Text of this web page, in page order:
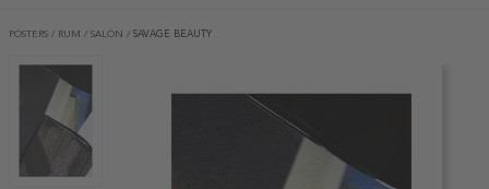
PÓSTERS / RUM / SALÓN / SAVAGE BEAUTY